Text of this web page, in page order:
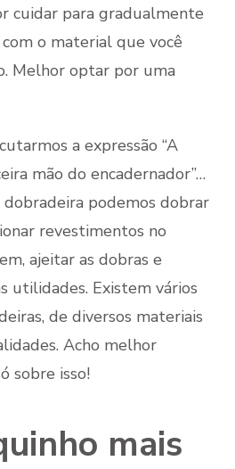
cuidar para gradualmente
o material que você
Melhor optar por uma
a expressão “A
mão do encadernador”…
dobradeira podemos dobrar
revestimentos no
ajeitar as dobras e
utilidades. Existem vários
de diversos materiais
Acho melhor
sobre isso!
mais